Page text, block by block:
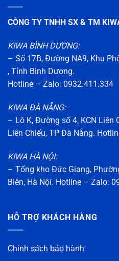
CÔNG TY TNHH SX & TM
KIWA BÌNH DƯƠNG:
– Số 17B, Đường NA9, Khu
, Tỉnh Bình Dương.
Hotline – Zalo: 0932.411.334
KIWA ĐÀ NẴNG:
– Lô K, Đường số 4, KCN Liên
Liên Chiểu, TP Đà Nẵng.
KIWA HÀ NỘI:
– Tổng kho Đức Giang,
Biên, Hà Nội. Hotline – Zalo:
HỖ TRỢ KHÁCH HÀNG
Chính sách bảo hành